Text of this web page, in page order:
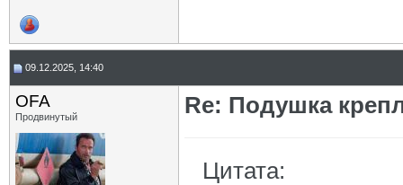
09.12.2025, 14:40
OFA
Продвинутый Re: Подушка
Цитата: